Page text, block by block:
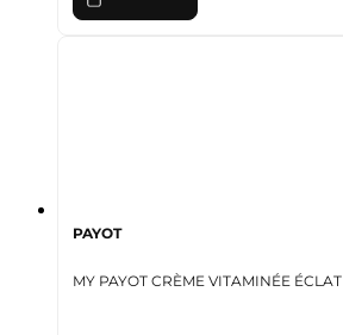
PAYOT
MY PAYOT CRÈME VITAMINÉE ÉCLAT